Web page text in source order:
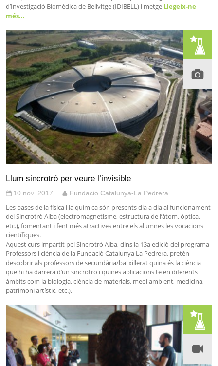
d’Investigació Biomèdica de Bellvitge (IDIBELL) i metge Llegeix-ne
més…
Llum sincrotró per veure l’invisible
10 nov. 2017 Fundacio Catalunya-La Pedrera
Les bases de la física i la química són presents dia a dia al funcionament
del Sincrotró Alba (electromagnetisme, estructura de l’àtom, òptica,
etc.), fomentant i fent més atractives entre els alumnes les vocacions
científiques.
Aquest curs impartit pel Sincrotró Alba, dins la 13a edició del programa
Professors i ciència de la Fundació Catalunya La Pedrera, pretén
descobrir als professors de secundària/batxillerat quina és la ciència
que hi ha darrera d’un sincrotró i quines aplicacions té en diferents
àmbits com la biologia, ciència de materials, medi ambient, medicina,
patrimoni artístic, etc.).